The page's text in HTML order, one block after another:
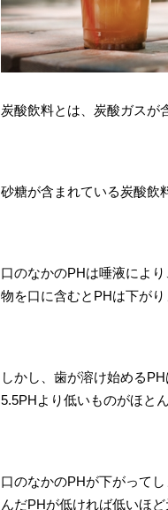
炭酸飲料とは、炭酸ガスが
砂糖が含まれている炭酸飲
口のなかのPHは唾液によ
物を口に含むとPHは下がり
しかし、歯が溶け始める
5.5PHより低いものがほと
口のなかのPHが下がって
んだPHが低ければ低いほ